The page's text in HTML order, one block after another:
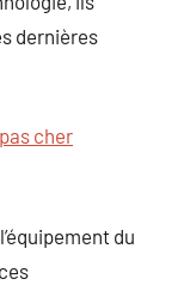
dernières
cher
du